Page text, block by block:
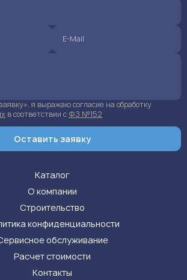
Каталог
О компании
Строительство
конфиденциальности
обслуживание
Расчет стоимости
Контакты
я выражаю согласие на обработку
в соответствии с ФЗ №152
Оставить заявку